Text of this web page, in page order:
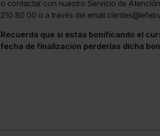
o contactar con nuestro Servicio de
210 80 00 o a través del email
Recuerda que si estás bonificando el
fecha de finalización perderías dicha